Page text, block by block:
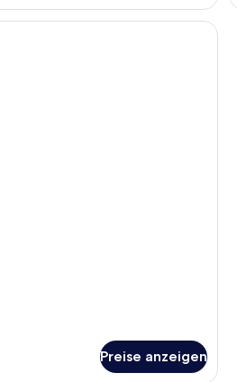
Preise anzeigen